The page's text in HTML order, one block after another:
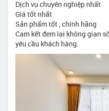
Dịch vụ chuyên nghiệp nhất
Giá tốt nhất
Sản phẩm tốt , chính hãng
Cam kết đem lại không gian
yêu cầu khách hàng.